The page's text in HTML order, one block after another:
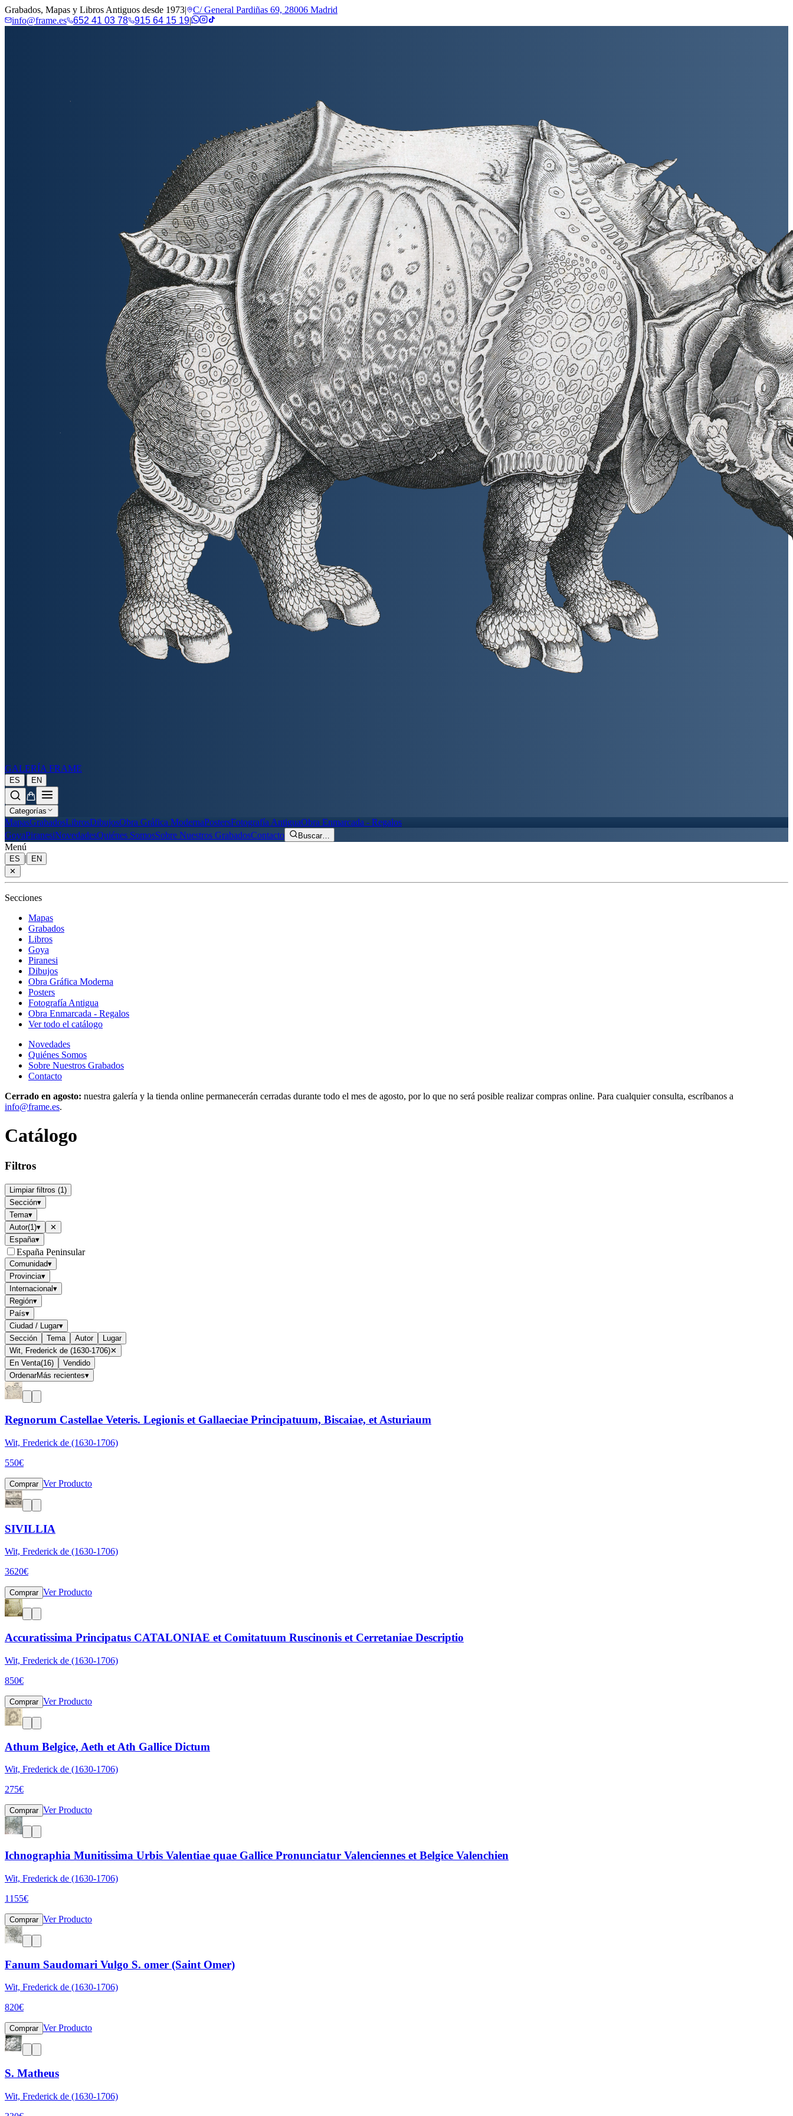
Grabados, Mapas y Libros Antiguos desde 1973|
C/ General Pardiñas 69, 28006 Madrid
info@frame.es
652 41 03 78 915 64 15 19|
GALERÍA FRAME
ES | EN
Categorías
MapasGrabadosLibrosDibujosObra Gráfica ModernaPostersFotografía AntiguaObra Enmarcada - Regalos
GoyaPiranesiNovedadesQuiénes SomosSobre Nuestros GrabadosContacto Buscar…
Menú
ES |
EN
✕
Secciones
Mapas
Grabados
Libros
Goya
Piranesi
Dibujos
Obra Gráfica Moderna
Posters
Fotografía Antigua
Obra Enmarcada - Regalos
Ver todo el catálogo
Novedades
Quiénes Somos
Sobre Nuestros Grabados
Contacto
Cerrado en agosto: nuestra galería y la tienda online permanecerán cerradas durante todo el mes de agosto, por lo que no será posible realizar compras online. Para cualquier consulta, escríbanos a
info@frame.es.
Catálogo
Filtros
Limpiar filtros (1)
Sección▾
Tema▾
Autor(1)▾
✕
España▾
España Peninsular
Comunidad▾
Provincia▾
Internacional▾
Región▾
País▾
Ciudad / Lugar▾
Sección
Tema Autor
Lugar
Wit, Frederick de (1630-1706)✕
En Venta(16)
Vendido
OrdenarMás recientes▾
Regnorum Castellae Veteris. Legionis et Gallaeciae Principatuum, Biscaiae, et Asturiaum
Wit, Frederick de (1630-1706)
550€
Comprar Ver Producto
SIVILLIA
Wit, Frederick de (1630-1706)
3620€
Comprar Ver Producto
Accuratissima Principatus CATALONIAE et Comitatuum Ruscinonis et Cerretaniae Descriptio
Wit, Frederick de (1630-1706)
850€
Comprar Ver Producto
Athum Belgice, Aeth et Ath Gallice Dictum
Wit, Frederick de (1630-1706)
275€
Comprar Ver Producto
Ichnographia Munitissima Urbis Valentiae quae Gallice Pronunciatur Valenciennes et Belgice Valenchien
Wit, Frederick de (1630-1706)
1155€
Comprar Ver Producto
Fanum Saudomari Vulgo S. omer (Saint Omer)
Wit, Frederick de (1630-1706)
820€
Comprar Ver Producto
S. Matheus
Wit, Frederick de (1630-1706)